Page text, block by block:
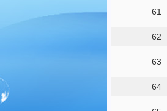
61
62
63
64